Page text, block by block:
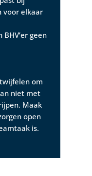
voor elkaar
geen
om
niet met
Maak
open
is.